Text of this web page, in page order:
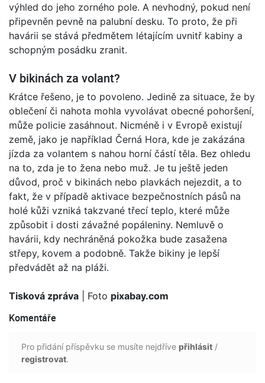
výhled do jeho zorného pole. A nevhodný, pokud není
připevněn pevně na palubní desku. To proto, že při
havárii se stává předmětem létajícím uvnitř kabiny a
schopným posádku zranit.
V bikinách za volant?
Krátce řešeno, je to povoleno. Jedině za situace, že by
oblečení či nahota mohla vyvolávat obecné pohoršení,
může policie zasáhnout. Nicméně i v Evropě existují
země, jako je například Černá Hora, kde je zakázána
jízda za volantem s nahou horní částí těla. Bez ohledu
na to, zda je to žena nebo muž. Je tu ještě jeden
důvod, proč v bikinách nebo plavkách nejezdit, a to
fakt, že v případě aktivace bezpečnostních pásů na
holé kůži vzniká takzvané třecí teplo, které může
způsobit i dosti závažné popáleniny. Nemluvě o
havárii, kdy nechráněná pokožka bude zasažena
střepy, kovem a podobně. Takže bikiny je lepší
předvádět až na pláži.
Tisková zpráva | Foto pixabay.com
Komentáře
Pro přidání příspěvku se musíte nejdříve přihlásit /
registrovat.